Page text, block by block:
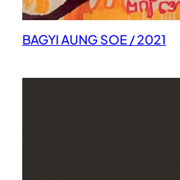
BAGYI AUNG SOE / 2021